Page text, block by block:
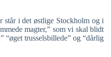
står i det østlige Stockholm og i
magter,” som vi skal blidt
“øget trusselsbillede” og “dårlig